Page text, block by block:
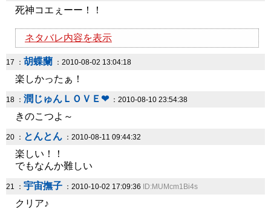
死神コエぇーー！！
ネタバレ内容を表示
17 ： 胡蝶蘭 ：2010-08-02 13:04:18
楽しかったぁ！
18 ： 潤じゅんＬＯＶＥ❤：2010-08-10 23:54:38
きのこつよ～
20 ： とんとん ：2010-08-11 09:44:32
楽しい！！
でもなんか難しい
21 ： 宇宙撫子 ：2010-10-02 17:09:36 ID:MUMcm1Bi4s
クリア♪